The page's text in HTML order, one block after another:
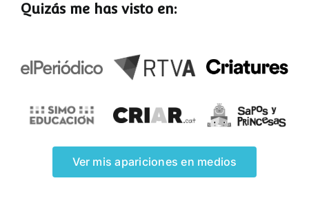
Quizás me has visto en:
Ver mis apariciones en medios